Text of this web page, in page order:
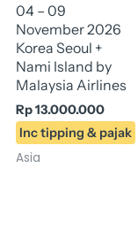
04 – 09
November 2026
Korea Seoul +
Nami Island by
Malaysia Airlines
Rp13.000.000
Asia